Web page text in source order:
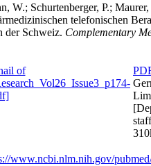
W.; Schurtenberger, P.;
telefonischen
der Schweiz. Complementary
www.ncbi.nlm.nih.gov/